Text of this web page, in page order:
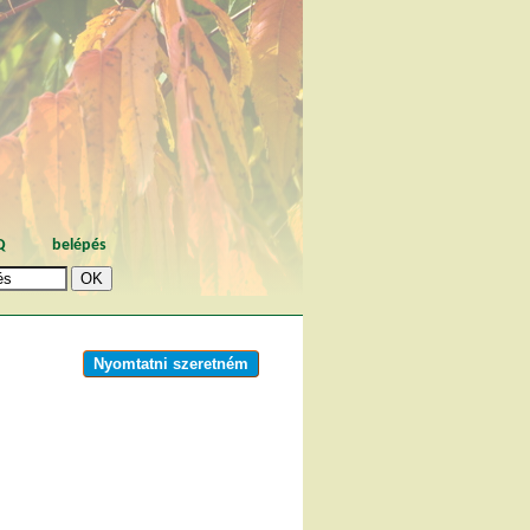
belépés
Nyomtatni szeretném